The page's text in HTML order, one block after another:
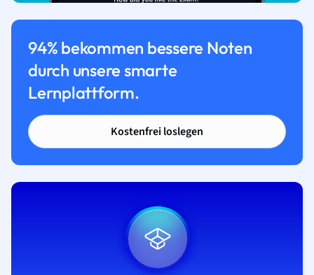
94% bekommen bessere Noten
durch unsere smarte
Lernplattform.
Kostenfrei loslegen